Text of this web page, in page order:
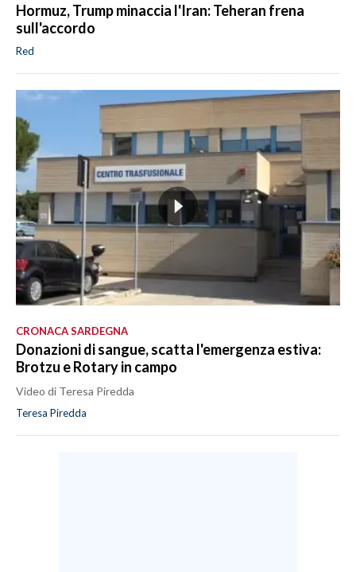
Hormuz, Trump minaccia l'Iran: Teheran frena
sull'accordo
Red
CRONACA SARDEGNA
Donazioni di sangue, scatta l'emergenza estiva:
Brotzu e Rotary in campo
Video di Teresa Piredda
Teresa Piredda